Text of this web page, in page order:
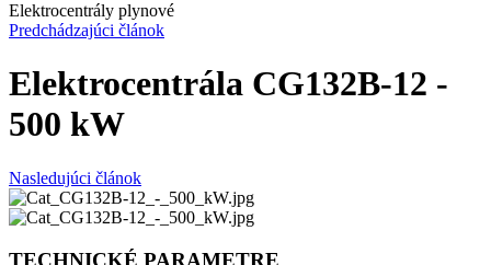
Elektrocentrály plynové
Predchádzajúci článok
Elektrocentrála CG132B-12 -
500 kW
Nasledujúci článok
TECHNICKÉ PARAMETRE